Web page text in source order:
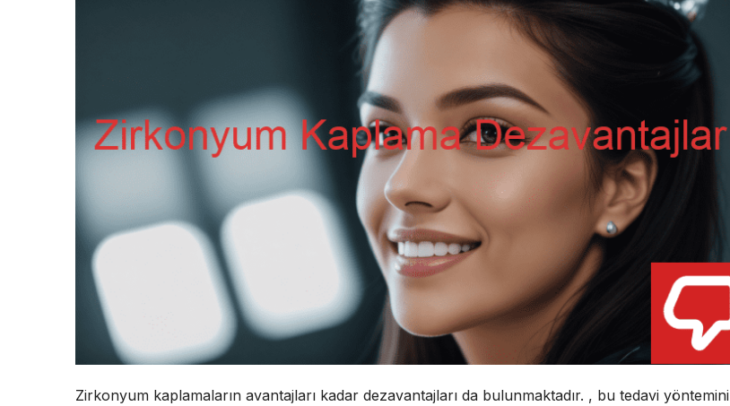
Zirkonyum kaplamaların avantajları kadar dezavantajları da bulunmaktadır. , bu tedavi yöntemini